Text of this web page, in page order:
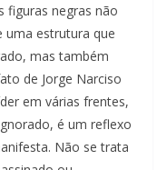
figuras negras não
uma estrutura que
mas também
de Jorge Narciso
em várias frentes,
é um reflexo
Não se trata